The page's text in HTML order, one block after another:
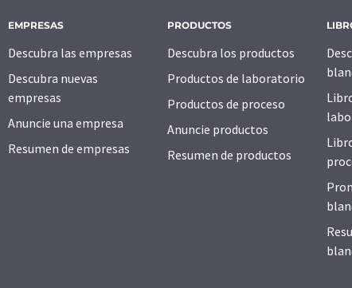
EMPRESAS
Descubra las empresas
Descubra nuevas
empresas
Anuncie una empresa
Resumen de empresas
PRODUCTOS
Descubra los productos
Productos de laboratorio
Productos de proceso
Anuncie productos
Resumen de productos